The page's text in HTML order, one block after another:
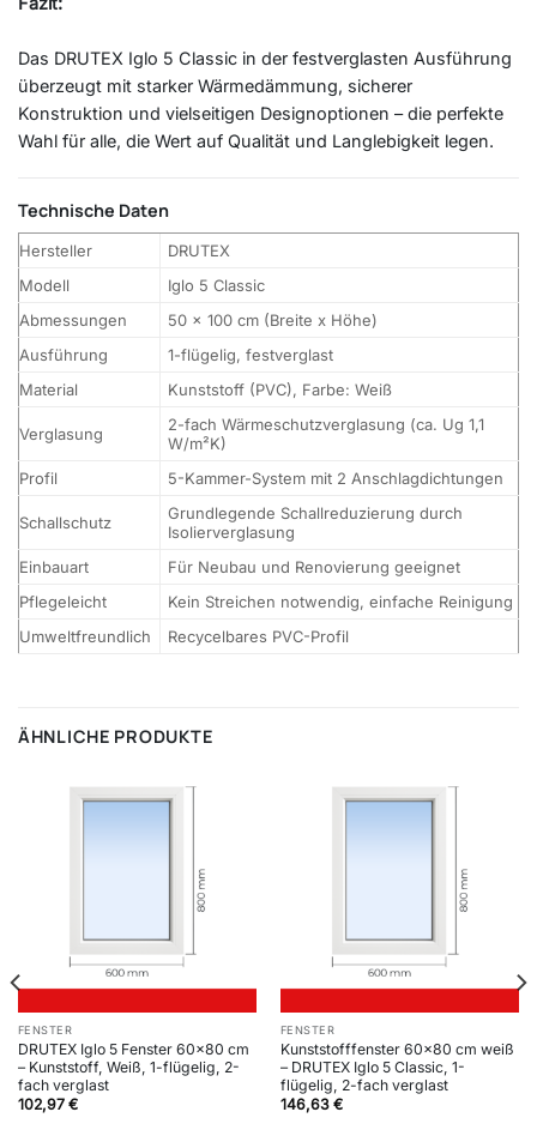
Das DRUTEX Iglo 5 Classic in der festverglasten Ausführung
überzeugt mit starker Wärmedämmung, sicherer
Konstruktion und vielseitigen Designoptionen – die perfekte
Wahl für alle, die Wert auf Qualität und Langlebigkeit legen.
Technische Daten
Hersteller
DRUTEX
Modell
Iglo 5 Classic
Abmessungen
50 x 100 cm (Breite x Höhe)
Ausführung
1-flügelig, festverglast
Material
Kunststoff (PVC), Farbe: Weiß
Verglasung
2-fach Wärmeschutzverglasung (ca. Ug 1,1
W/m²K)
Profil
5-Kammer-System mit 2 Anschlagdichtungen
Schallschutz
Grundlegende Schallreduzierung durch
Isolierverglasung
Einbauart
Für Neubau und Renovierung geeignet
Pflegeleicht
Kein Streichen notwendig, einfache Reinigung
Umweltfreundlich
Recycelbares PVC-Profil
ÄHNLICHE PRODUKTE
FENSTER
DRUTEX Iglo 5 Fenster 60×80 cm
– Kunststoff, Weiß, 1-flügelig, 2-
fach verglast
102,97 €
FENSTER
Kunststofffenster 60×80 cm weiß
– DRUTEX Iglo 5 Classic, 1-
flügelig, 2-fach verglast
146,63 €